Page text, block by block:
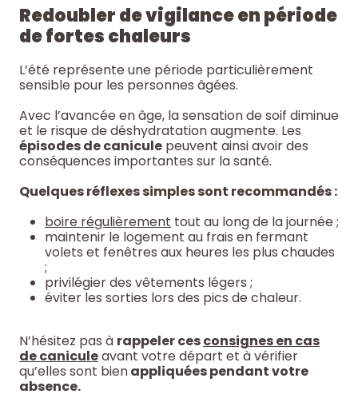
Redoubler de vigilance en période
de fortes chaleurs
L’été représente une période particulièrement
sensible pour les personnes âgées.
Avec l’avancée en âge, la sensation de soif diminue
et le risque de déshydratation augmente. Les
épisodes de canicule peuvent ainsi avoir des
conséquences importantes sur la santé.
Quelques réflexes simples sont recommandés :
boire régulièrement tout au long de la journée ;
maintenir le logement au frais en fermant
volets et fenêtres aux heures les plus chaudes
;
privilégier des vêtements légers ;
éviter les sorties lors des pics de chaleur.
N’hésitez pas à rappeler cesconsignes en cas
de caniculeavant votre départ et à vérifier
qu’elles sont bienappliquées pendant votre
absence.